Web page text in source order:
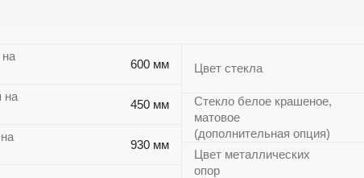
600 мм
на
450 мм
930 мм
Цвет стекла
Стекло белое крашеное,
матовое
(дополнительная опция)
Цвет металлических
опор